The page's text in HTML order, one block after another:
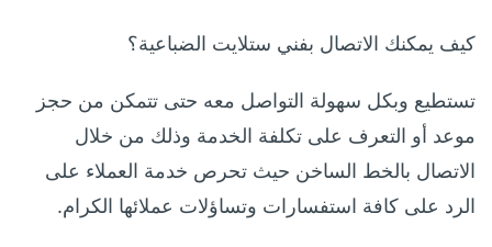
كيف يمكنك الاتصال بفني ستلايت الضباعية؟
تستطيع وبكل سهولة التواصل معه حتى تتمكن من حجز
موعد أو التعرف على تكلفة الخدمة وذلك من خلال
الاتصال بالخط الساخن حيث تحرص خدمة العملاء على
الرد على كافة استفسارات وتساؤلات عملائها الكرام.